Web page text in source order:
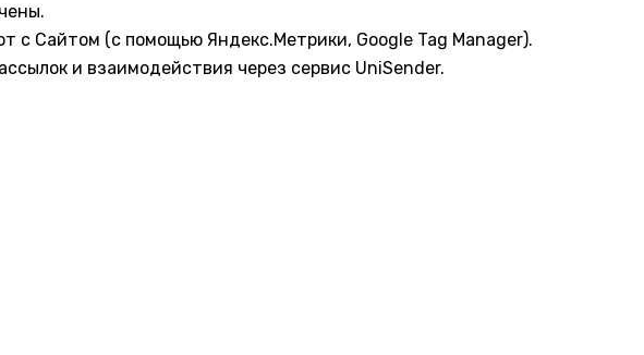
с Сайтом (с помощью Яндекс.Метрики, Google Tag Manager).
и взаимодействия через сервис UniSender.